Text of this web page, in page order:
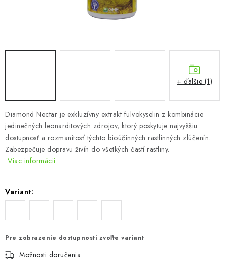
Podmienky o ochrane osobných údajov
Diamond Nectar je exkluzívny extrakt fulvokyselin z kombinácie
jedinečných leonarditových zdrojov, ktorý poskytuje najvyššiu
dostupnosť a rozmanitosť týchto bioúčinných rastlinných zlúčenín.
Zabezpečuje dopravu živín do všetkých častí rastliny.
Viac informácií
Variant:
Pre zobrazenie dostupnosti zvoľte variant
Možnosti doručenia
+ ďalšie (1)